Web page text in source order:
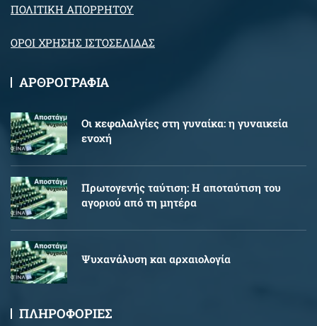
ΠΟΛΙΤΙΚΗ ΑΠΟΡΡΗΤΟΥ
ΟΡΟΙ ΧΡΗΣΗΣ ΙΣΤΟΣΕΛΙΔΑΣ
ΑΡΘΡΟΓΡΑΦΙΑ
Oι κεφαλαλγίες στη γυναίκα: η γυναικεία
ενοχή
Πρωτογενής ταύτιση: Η αποταύτιση του
αγοριού από τη μητέρα
Ψυχανάλυση και αρχαιολογία
ΠΛΗΡΟΦΟΡΙΕΣ